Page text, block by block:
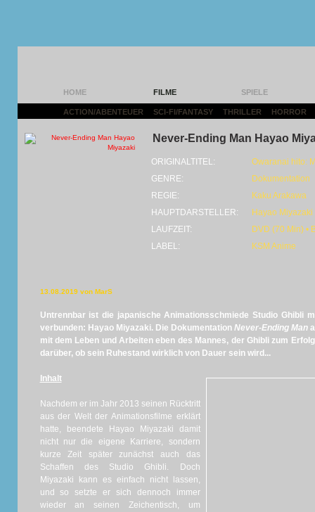
HOME FILME SPIELE
ACTION/ABENTEUER SCI-FI/FANTASY THRILLER HORROR
Never-Ending Man Hayao
ORIGINALTITEL:
Owaranai hito:
GENRE:
Dokumentation
REGIE:
Kaku Arakawa
HAUPTDARSTELLER:
Hayao Miyazaki
LAUFZEIT:
DVD (70 Min) •
LABEL:
KSM Anime
13.08.2019 von MarS
Untrennbar ist die japanische Animationsschmiede Studio Ghibli
verbunden: Hayao Miyazaki. Die Dokumentation Never-Ending Man
mit dem Leben und Arbeiten eben des Mannes, der Ghibli zum
darüber, ob sein Ruhestand wirklich von Dauer sein wird...
Inhalt
Nachdem er im Jahr 2013 seinen Rücktritt
aus der Welt der Animationsfilme erklärt
hatte, beendete Hayao Miyazaki damit
nicht nur die eigene Karriere, sondern
kurze Zeit später zunächst auch das
Schaffen des Studio Ghibli. Doch
Miyazaki kann es einfach nicht lassen,
und so setzte er sich dennoch immer
wieder an seinen Zeichentisch, um